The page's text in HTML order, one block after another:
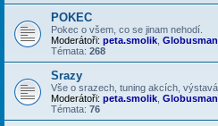
POKEC
Pokec o všem, co se jinam nehodí.
Moderátoři: peta.smolik, Globusman
Témata: 268
Srazy
Vše o srazech, tuning akcích,
Moderátoři: peta.smolik, Globusman
Témata: 76